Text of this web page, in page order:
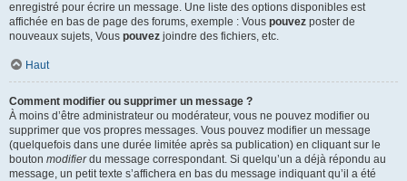
enregistré pour écrire un message. Une liste des options disponibles est
affichée en bas de page des forums, exemple : Vous pouvez poster de
nouveaux sujets, Vous pouvez joindre des fichiers, etc.
Haut
Comment modifier ou supprimer un message ?
À moins d’être administrateur ou modérateur, vous ne pouvez modifier ou
supprimer que vos propres messages. Vous pouvez modifier un message
(quelquefois dans une durée limitée après sa publication) en cliquant sur le
bouton modifierdu message correspondant. Si quelqu’un a déjà répondu au
message, un petit texte s’affichera en bas du message indiquant qu’il a été